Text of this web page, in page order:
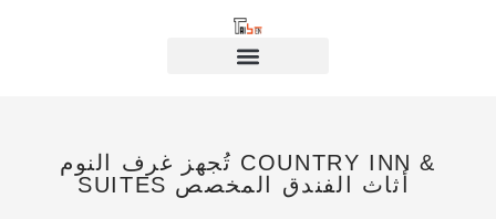
تُجهز غرف النوم COUNTRY INN &